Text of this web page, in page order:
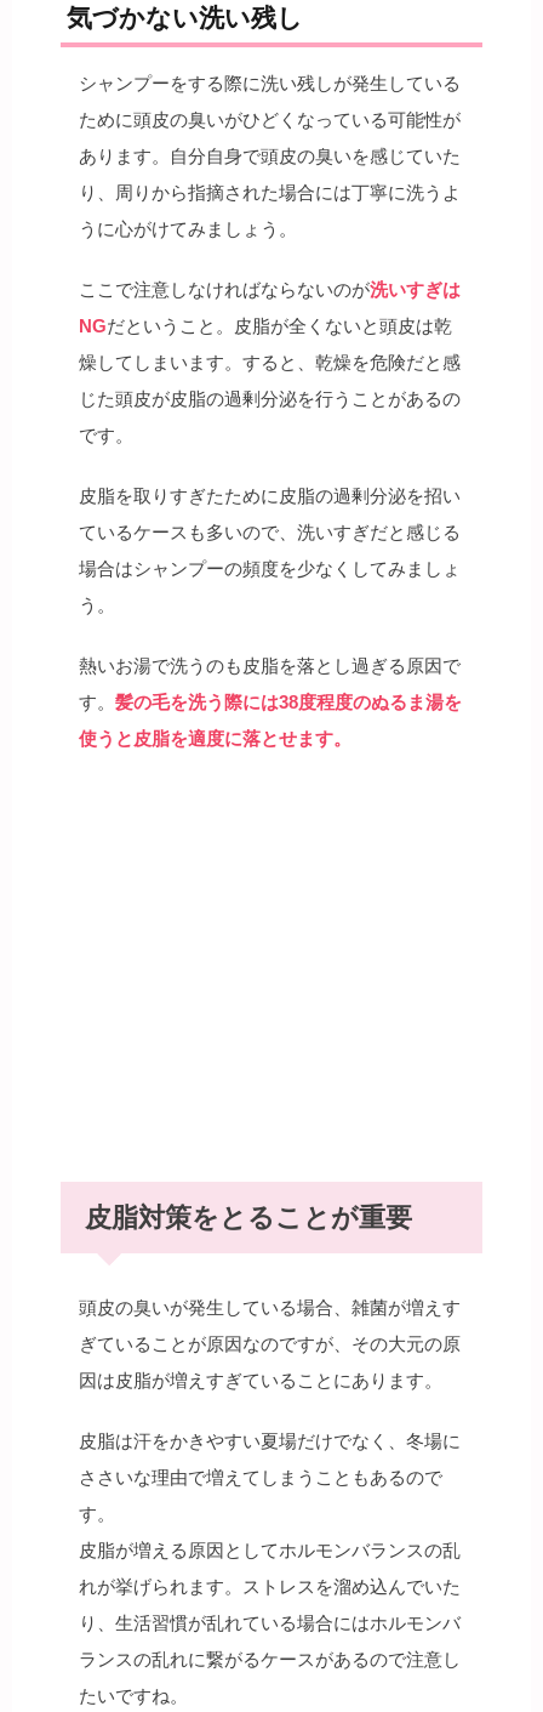
気づかない洗い残し
シャンプーをする際に洗い残しが発生している
ために頭皮の臭いがひどくなっている可能性が
あります。自分自身で頭皮の臭いを感じていた
り、周りから指摘された場合には丁寧に洗うよ
うに心がけてみましょう。
ここで注意しなければならないのが洗いすぎは
NGだということ。皮脂が全くないと頭皮は乾
燥してしまいます。すると、乾燥を危険だと感
じた頭皮が皮脂の過剰分泌を行うことがあるの
です。
皮脂を取りすぎたために皮脂の過剰分泌を招い
ているケースも多いので、洗いすぎだと感じる
場合はシャンプーの頻度を少なくしてみましょ
う。
熱いお湯で洗うのも皮脂を落とし過ぎる原因で
す。 髪の毛を洗う際には38度程度のぬるま湯を
使うと皮脂を適度に落とせます。
皮脂対策をとることが重要
頭皮の臭いが発生している場合、雑菌が増えす
ぎていることが原因なのですが、その大元の原
因は皮脂が増えすぎていることにあります。
皮脂は汗をかきやすい夏場だけでなく、冬場に
ささいな理由で増えてしまうこともあるので
す。
皮脂が増える原因としてホルモンバランスの乱
れが挙げられます。ストレスを溜め込んでいた
り、生活習慣が乱れている場合にはホルモンバ
ランスの乱れに繋がるケースがあるので注意し
たいですね。